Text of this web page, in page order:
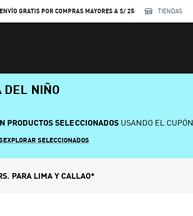
ENVÍO GRATIS POR COMPRAS MAYORES A S/ 250 TIENDAS
DEL NIÑO
PRODUCTOS SELECCIONADOSUSANDO EL CUPÓN
EXPLORAR SELECCIONADOS
PARA LIMA Y CALLAO*